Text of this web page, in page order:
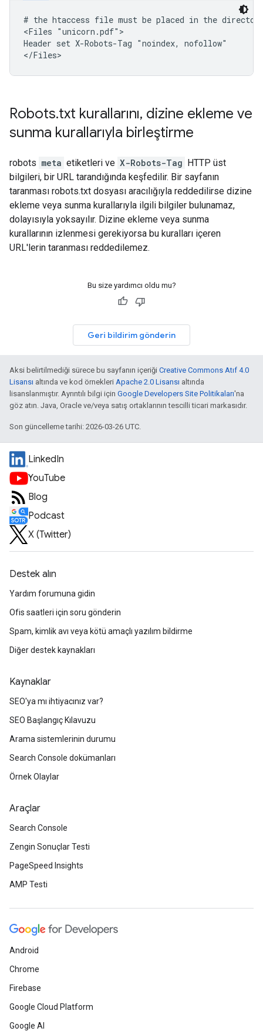
# the htaccess file must be placed in the
<Files "unicorn.pdf">
Header set X-Robots-Tag "noindex, nofollow"
</Files>
Robots.txt kurallarını, dizine ekleme ve
sunma kurallarıyla birleştirme
robots meta etiketleri ve X-Robots-Tag HTTP üst
bilgileri, bir URL tarandığında keşfedilir. Bir sayfanın
taranması robots.txt dosyası aracılığıyla reddedilirse dizine
ekleme veya sunma kurallarıyla ilgili bilgiler bulunamaz,
dolayısıyla yoksayılır. Dizine ekleme veya sunma
kurallarının izlenmesi gerekiyorsa bu kuralları içeren
URL'lerin taranması reddedilemez.
Bu size yardımcı oldu mu?
Geri bildirim gönderin
Aksi belirtilmediği sürece bu sayfanın içeriği Creative Commons Atıf 4.0
Lisansı altında ve kod örnekleri Apache 2.0 Lisansı altında
lisanslanmıştır. Ayrıntılı bilgi için Google Developers Site Politikaları'na
göz atın. Java, Oracle ve/veya satış ortaklarının tescilli ticari markasıdır.
Son güncelleme tarihi: 2026-03-26 UTC.
LinkedIn
YouTube
Blog
Podcast
X (Twitter)
Destek alın
Yardım forumuna gidin
Ofis saatleri için soru gönderin
Spam, kimlik avı veya kötü amaçlı yazılım bildirme
Diğer destek kaynakları
Kaynaklar
SEO'ya mı ihtiyacınız var?
SEO Başlangıç Kılavuzu
Arama sistemlerinin durumu
Search Console dokümanları
Örnek Olaylar
Araçlar
Search Console
Zengin Sonuçlar Testi
PageSpeed Insights
AMP Testi
Android
Chrome
Firebase
Google Cloud Platform
Google AI